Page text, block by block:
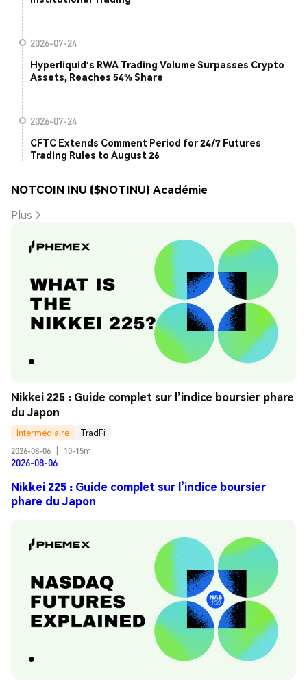
2026-07-24
Hyperliquid's RWA Trading Volume Surpasses Crypto
Assets, Reaches 54% Share
2026-07-24
CFTC Extends Comment Period for 24/7 Futures
Trading Rules to August 26
NOTCOIN INU ($NOTINU) Académie
Plus
Nikkei 225 : Guide complet sur l’indice boursier phare
du Japon
Intermédiaire
TradFi
2026-08-06
10-15m
2026-08-06
Nikkei 225 : Guide complet sur l’indice boursier
phare du Japon